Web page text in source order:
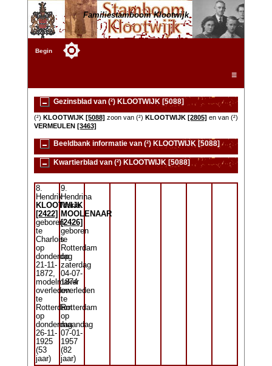
Familiestamboom Klootwijk
Begin
☰
Gezinsblad van (²) KLOOTWIJK [5088]
(²) KLOOTWIJK [5088] zoon van (²) KLOOTWIJK [2805] en van (²)
VERMEULEN [3463]
Beeldbank informatie van (²) KLOOTWIJK [5088]
Kwartierblad van (²) KLOOTWIJK [5088]
8.
Hendrik
KLOOTWIJK
[2422]
geboren
te
Charlois
op
donderdag
21-11-
1872,
modelmaker
overleden
te
Rotterdam
op
donderdag
26-11-
1925
(53
jaar)
9.
Hendrina
Maria
MOOLENAAR
[2426]
geboren
te
Rotterdam
op
zaterdag
04-07-
1874
overleden
te
Rotterdam
op
maandag
07-01-
1957
(82
jaar)